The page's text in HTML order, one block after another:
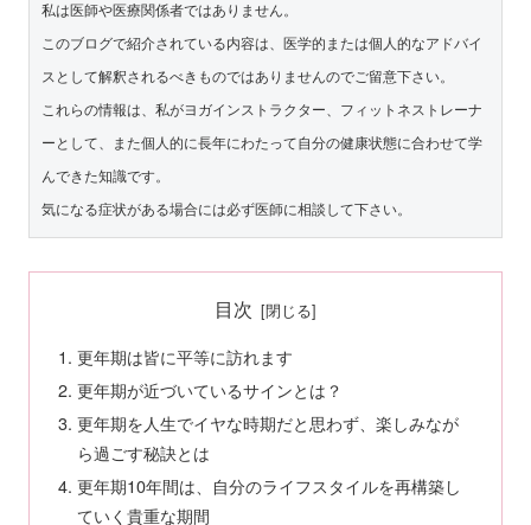
私は医師や医療関係者ではありません。
このブログで紹介されている内容は、医学的または個人的なアドバイ
スとして解釈されるべきものではありませんのでご留意下さい。
これらの情報は、私がヨガインストラクター、フィットネストレーナ
ーとして、また個人的に長年にわたって自分の健康状態に合わせて学
んできた知識です。
気になる症状がある場合には必ず医師に相談して下さい。
目次
更年期は皆に平等に訪れます
更年期が近づいているサインとは？
更年期を人生でイヤな時期だと思わず、楽しみなが
ら過ごす秘訣とは
更年期10年間は、自分のライフスタイルを再構築し
ていく貴重な期間